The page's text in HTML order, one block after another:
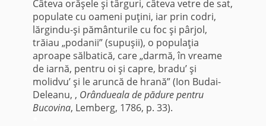
Câteva orăşele şi târguri, câteva vetre de sat,
populate cu oameni puţini, iar prin codri,
lărgindu-şi pământurile cu foc şi pârjol,
trăiau „podanii” (supuşii), o populaţia
aproape sălbatică, care „darmă, în vreame
de iarnă, pentru oi şi capre, bradu’ şi
molidvu’ şi le aruncă de hrană” (Ion Budai-
Deleanu, , Orândueala de pădure pentru
Bucovina, Lemberg, 1786, p. 33).